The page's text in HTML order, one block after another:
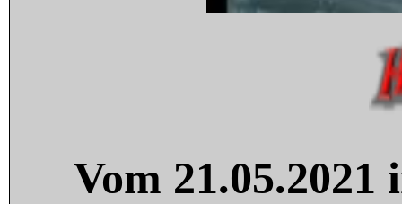
Vom